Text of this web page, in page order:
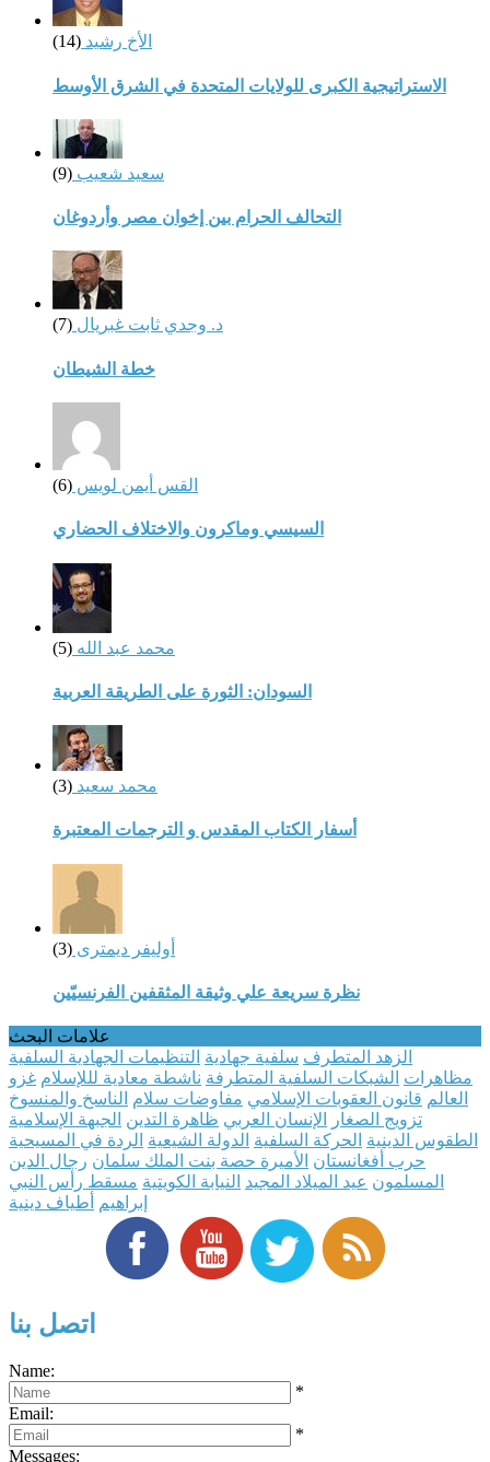
الأخ رشيد (14)
الاستراتيجية الكبرى للولايات المتحدة في الشرق الأوسط
سعيد شعيب (9)
التحالف الحرام بين إخوان مصر وأردوغان
د. وجدي ثابت غبريال (7)
خطة الشيطان
القس أيمن لويس (6)
السيسي وماكرون والاختلاف الحضاري
محمد عبد الله (5)
السودان: الثورة على الطريقة العربية
محمد سعيد (3)
أسفار الكتاب المقدس و الترجمات المعتبرة
أوليفر ديمترى (3)
نظرة سريعة علي وثيقة المثقفين الفرنسيّين
علامات البحث
الزهد المتطرف سلفية جهادية التنظيمات الجهادية السلفية
مظاهرات الشبكات السلفية المتطرفة ناشطة معادية لللإسلام غزو
العالم قانون العقوبات الإسلامي مفاوضات سلام الناسخ والمنسوخ
تزويج الصغار
الإنسان العربي ظاهرة التدين الجبهة الإسلامية
الطقوس الدينية الحركة السلفية الدولة الشيعية الردة في المسيحية
حرب أفغانستان الأميرة حصة بنت الملك سلمان رجال الدين
المسلمون عيد الميلاد المجيد النيابة الكويتية مسقط رأس النبي
إبراهيم
أطياف دينية
اتصل بنا
Name:
*
Email:
*
Messages: